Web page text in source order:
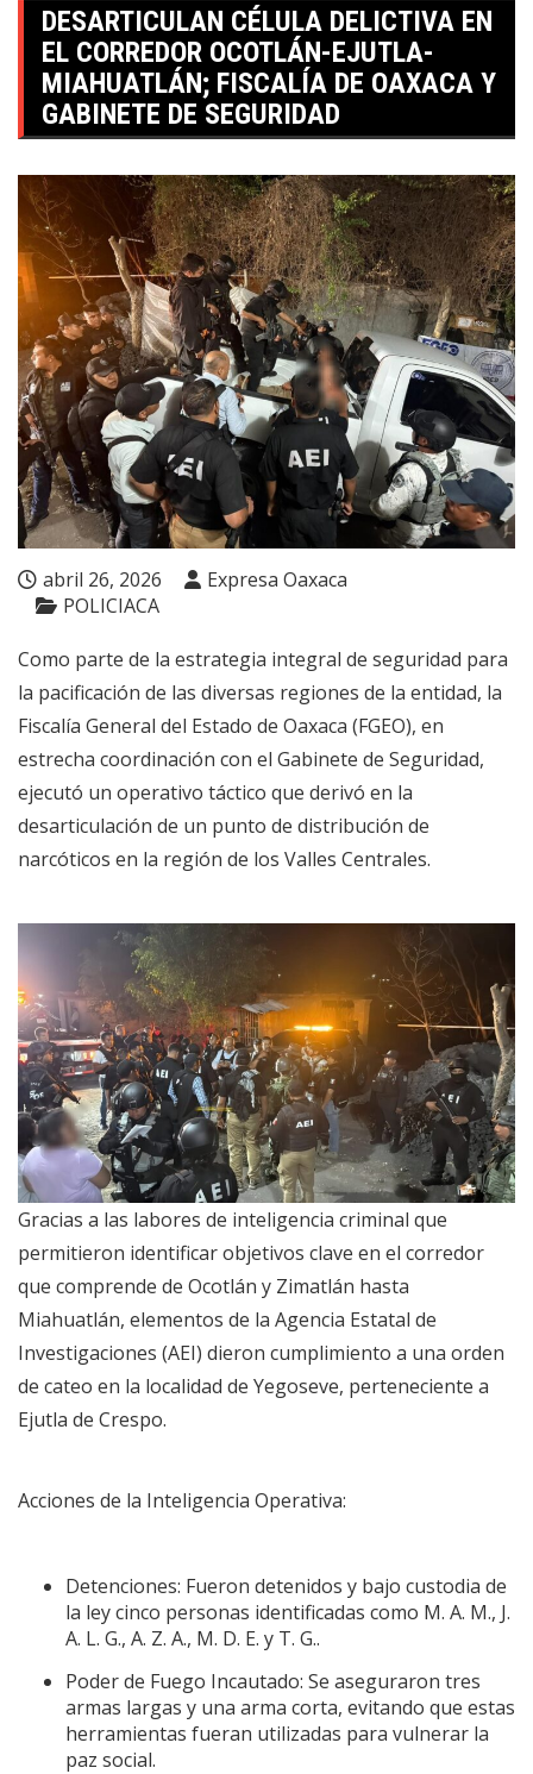
DESARTICULAN CÉLULA DELICTIVA EN
EL CORREDOR OCOTLÁN-EJUTLA-
MIAHUATLÁN; FISCALÍA DE OAXACA Y
GABINETE DE SEGURIDAD
abril 26, 2026
Expresa Oaxaca
POLICIACA
Como parte de la estrategia integral de seguridad para
la pacificación de las diversas regiones de la entidad, la
Fiscalía General del Estado de Oaxaca (FGEO), en
estrecha coordinación con el Gabinete de Seguridad,
ejecutó un operativo táctico que derivó en la
desarticulación de un punto de distribución de
narcóticos en la región de los Valles Centrales.
Gracias a las labores de inteligencia criminal que
permitieron identificar objetivos clave en el corredor
que comprende de Ocotlán y Zimatlán hasta
Miahuatlán, elementos de la Agencia Estatal de
Investigaciones (AEI) dieron cumplimiento a una orden
de cateo en la localidad de Yegoseve, perteneciente a
Ejutla de Crespo.
Acciones de la Inteligencia Operativa:
Detenciones: Fueron detenidos y bajo custodia de
la ley cinco personas identificadas como M. A. M., J.
A. L. G., A. Z. A., M. D. E. y T. G..
Poder de Fuego Incautado: Se aseguraron tres
armas largas y una arma corta, evitando que estas
herramientas fueran utilizadas para vulnerar la
paz social.